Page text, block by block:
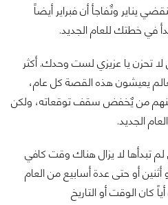
يناير وتٌفاجأ أن فبراير أيضاً
في خطتك للعام الجديد.
تحزن يا عزيزي لست وحدك. أكثر
يعيشون هذه القصة كل عام،
من يٌخفض سقف توقعاته، ولكن
الجديد.
تبدأها لا يزال هناك وقت كافي
أو حتى عدة أسابيع من العام
كان الوقت أو التاريخ